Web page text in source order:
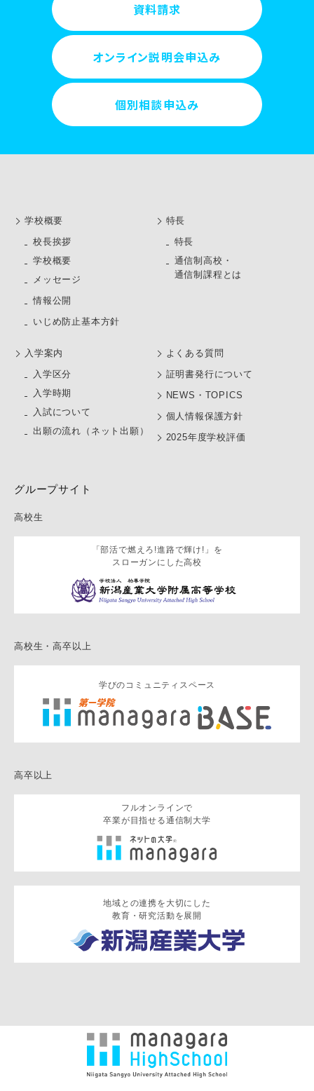
資料請求
オンライン説明会申込み
個別相談申込み
学校概要
校長挨拶
学校概要
メッセージ
情報公開
いじめ防止基本方針
特長
特長
通信制高校・
通信制課程とは
⼊学案内
⼊学区分
入学時期
入試について
出願の流れ（ネット出願）
よくある質問
証明書発行について
NEWS・TOPICS
個人情報保護方針
2025年度学校評価
グループサイト
高校生
「部活で燃えろ!進路で輝け!」を
スローガンにした高校
高校生・高卒以上
学びのコミュニティスペース
高卒以上
フルオンラインで
卒業が目指せる通信制大学
地域との連携を大切にした
教育・研究活動を展開